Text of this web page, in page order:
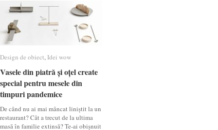
Design de obiect, Idei wow
Vasele din piatră și oțel create
special pentru mesele din
timpuri pandemice
De când nu ai mai mâncat liniștit la un
restaurant? Cât a trecut de la ultima
masă în familie extinsă? Te-ai obișnuit
Design de obiect Idei wow
Vasele din piatră și oțel create
special pentru mesele din
timpuri pandemice